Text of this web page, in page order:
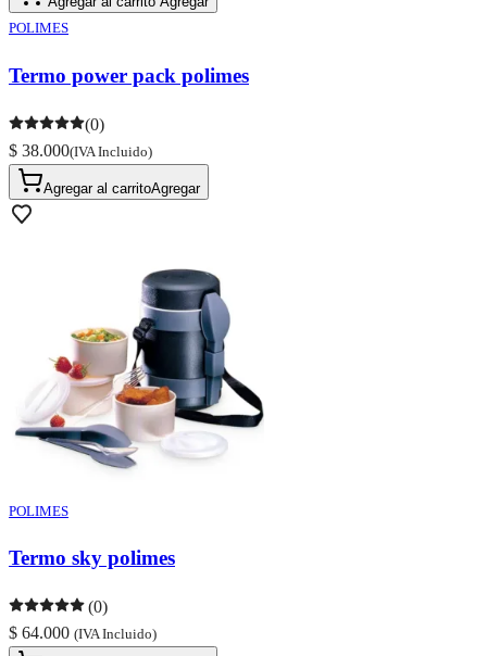
POLIMES
Termo power pack polimes
(0)
$ 38.000(IVA Incluido)
Agregar al carritoAgregar
POLIMES
Termo sky polimes
(0)
$ 64.000 (IVA Incluido)